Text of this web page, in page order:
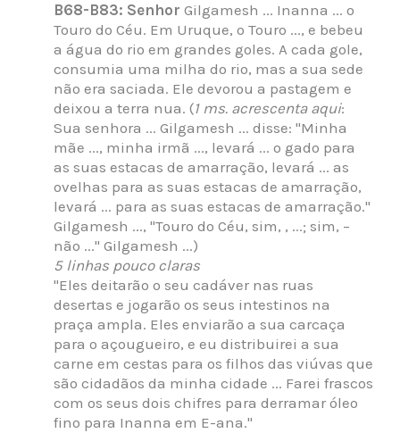
B68-B83: Senhor Gilgamesh ... Inanna ... o
Touro do Céu. Em Uruque, o Touro ..., e bebeu
a água do rio em grandes goles. A cada gole,
consumia uma milha do rio, mas a sua sede
não era saciada. Ele devorou a pastagem e
deixou a terra nua. (1 ms. acrescenta aqui:
Sua senhora ... Gilgamesh ... disse: "Minha
mãe ..., minha irmã ..., levará ... o gado para
as suas estacas de amarração, levará ... as
ovelhas para as suas estacas de amarração,
levará ... para as suas estacas de amarração."
Gilgamesh ..., "Touro do Céu, sim, , ...; sim, –
não ..." Gilgamesh ...)
5 linhas pouco claras
"Eles deitarão o seu cadáver nas ruas
desertas e jogarão os seus intestinos na
praça ampla. Eles enviarão a sua carcaça
para o açougueiro, e eu distribuirei a sua
carne em cestas para os filhos das viúvas que
são cidadãos da minha cidade ... Farei frascos
com os seus dois chifres para derramar óleo
fino para Inanna em E-ana."